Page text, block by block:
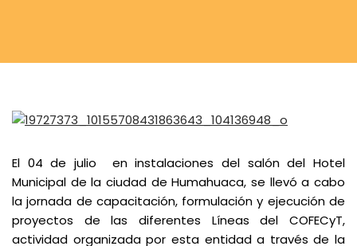
El 04 de julio en instalaciones del salón del Hotel
Municipal de la ciudad de Humahuaca, se llevó a cabo
la jornada de capacitación, formulación y ejecución de
proyectos de las diferentes Líneas del COFECyT,
actividad organizada por esta entidad a través de la